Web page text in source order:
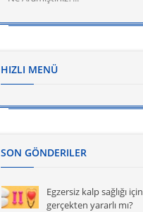
HIZLI MENÜ
SON GÖNDERILER
Egzersiz kalp sağlığı için
gerçekten yararlı mı?